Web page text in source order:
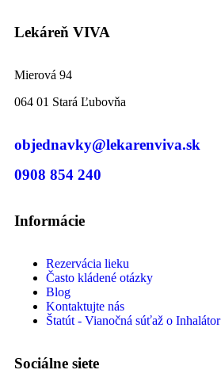
Lekáreň VIVA
Mierová 94
064 01 Stará Ľubovňa
objednavky@lekarenviva.sk
0908 854 240
Informácie
Rezervácia lieku
Často kládené otázky
Blog
Kontaktujte nás
Štatút - Vianočná súťaž o Inhalátor
Sociálne siete